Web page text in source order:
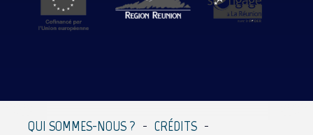
QUI SOMMES-NOUS ? CRÉDITS